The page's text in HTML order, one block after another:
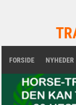
FORSIDE NYHEDER